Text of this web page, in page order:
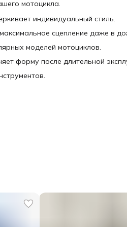
мотоцикла.
индивидуальный стиль.
сцепление даже в
моделей мотоциклов.
форму после длительной